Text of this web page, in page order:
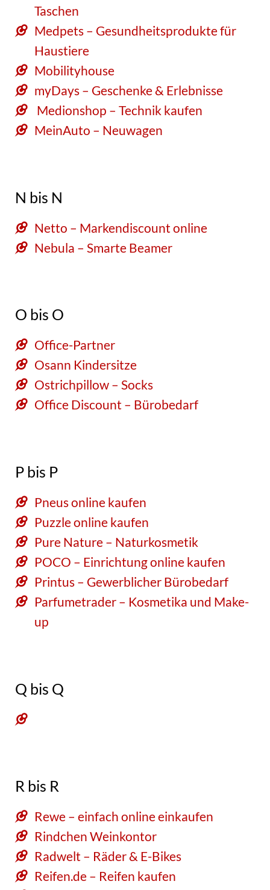
Taschen
Medpets – Gesundheitsprodukte für
Haustiere
Mobilityhouse
myDays – Geschenke & Erlebnisse
Medionshop – Technik kaufen
MeinAuto – Neuwagen
N bis N
Netto – Markendiscount online
Nebula – Smarte Beamer
O bis O
Office-Partner
Osann Kindersitze
Ostrichpillow – Socks
Office Discount – Bürobedarf
P bis P
Pneus online kaufen
Puzzle online kaufen
Pure Nature – Naturkosmetik
POCO – Einrichtung online kaufen
Printus – Gewerblicher Bürobedarf
Parfumetrader – Kosmetika und Make-
up
Q bis Q
R bis R
Rewe – einfach online einkaufen
Rindchen Weinkontor
Radwelt – Räder & E-Bikes
Reifen.de – Reifen kaufen